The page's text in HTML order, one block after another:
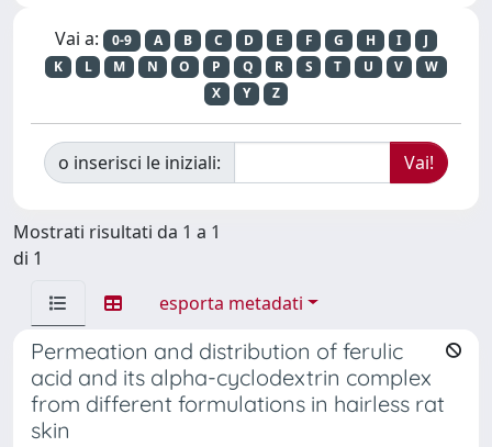
Vai a: 0-9 A B C D E F G H I
J
K
L M N O P Q R S T U V
W
X
Y Z
o inserisci le iniziali:
Mostrati risultati da 1 a 1
di 1
esporta metadati
Permeation and distribution of ferulic
acid and its alpha-cyclodextrin complex
from different formulations in hairless rat
skin